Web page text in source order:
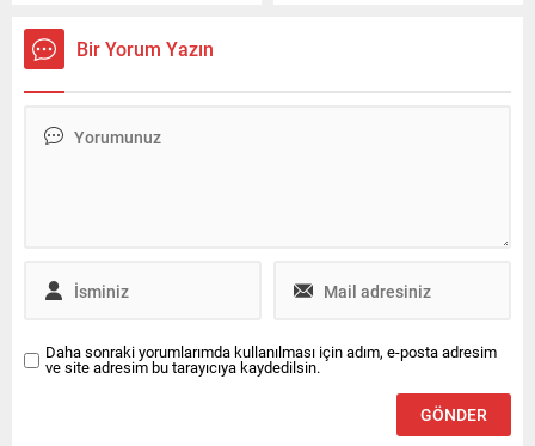
Bir Yorum Yazın
Daha sonraki yorumlarımda kullanılması için adım, e-posta adresim
ve site adresim bu tarayıcıya kaydedilsin.